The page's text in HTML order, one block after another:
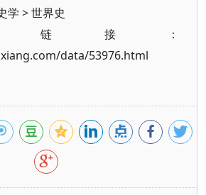
学 >世界史
链接：
data/53976.html